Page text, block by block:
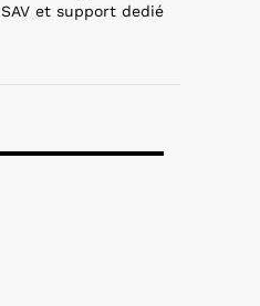
SAV et support dedié